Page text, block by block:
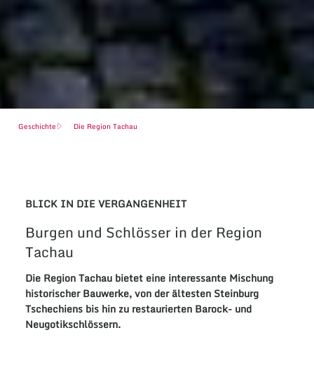
BLICK IN DIE VERGANGENHEIT
Burgen und Schlösser in der Region
Tachau
Die RegionTachau bietet eine interessante Mischung
historischerBauwerke, von der ältesten Steinburg
Tschechiens bis hin zu restaurierten Barock- und
Neugotikschlössern.
Geschichte Die Region Tachau